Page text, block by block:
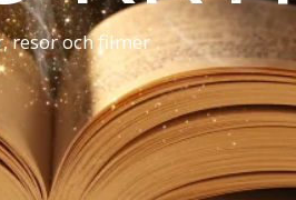
resor och filmer